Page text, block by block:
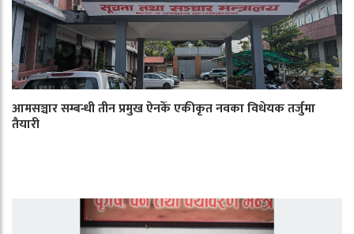
आमसञ्चार सम्बन्धी तीन प्रमुख ऐनकेँ एकीकृत नवका विधेयक तर्जुमा
तैयारी